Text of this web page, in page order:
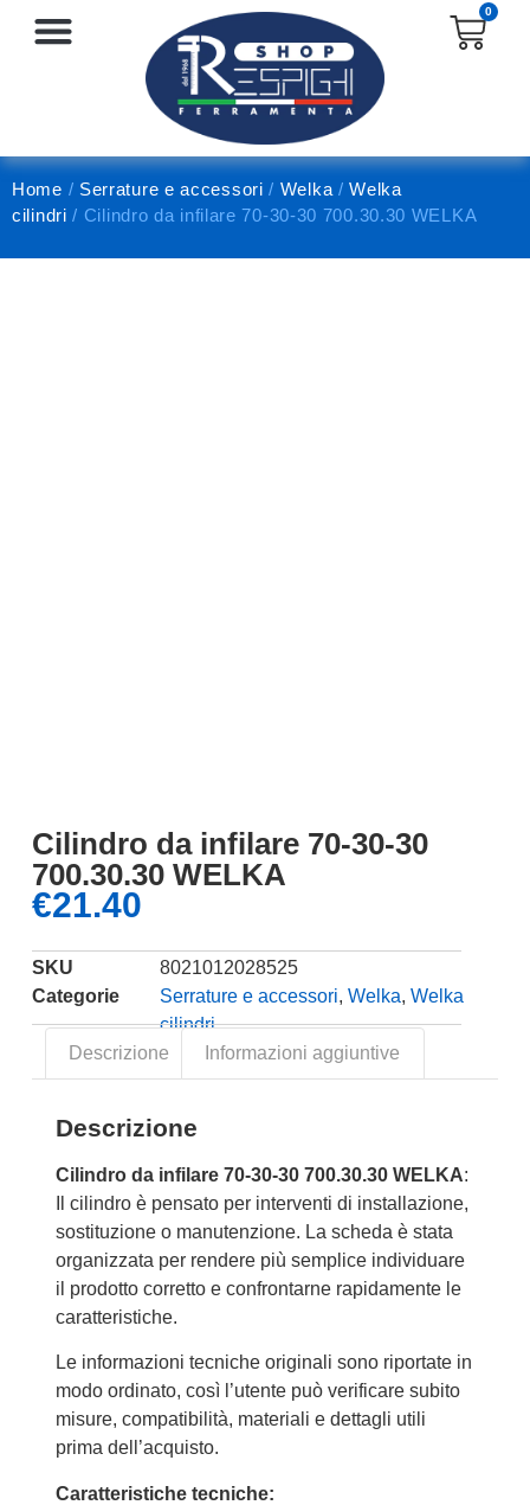
0
Home / Serrature e accessori / Welka /Welka
cilindri / Cilindro da infilare 70-30-30 700.30.30 WELKA
Cilindro da infilare 70-30-30
700.30.30 WELKA
€21.40
SKU
8021012028525
Categorie
Serrature e accessori, Welka, Welka
cilindri
Descrizione
Informazioni aggiuntive
Descrizione
Cilindro da infilare 70-30-30 700.30.30 WELKA:
Il cilindro è pensato per interventi di installazione,
sostituzione o manutenzione. La scheda è stata
organizzata per rendere più semplice individuare
il prodotto corretto e confrontarne rapidamente le
caratteristiche.
Le informazioni tecniche originali sono riportate in
modo ordinato, così l’utente può verificare subito
misure, compatibilità, materiali e dettagli utili
prima dell’acquisto.
Caratteristiche tecniche: